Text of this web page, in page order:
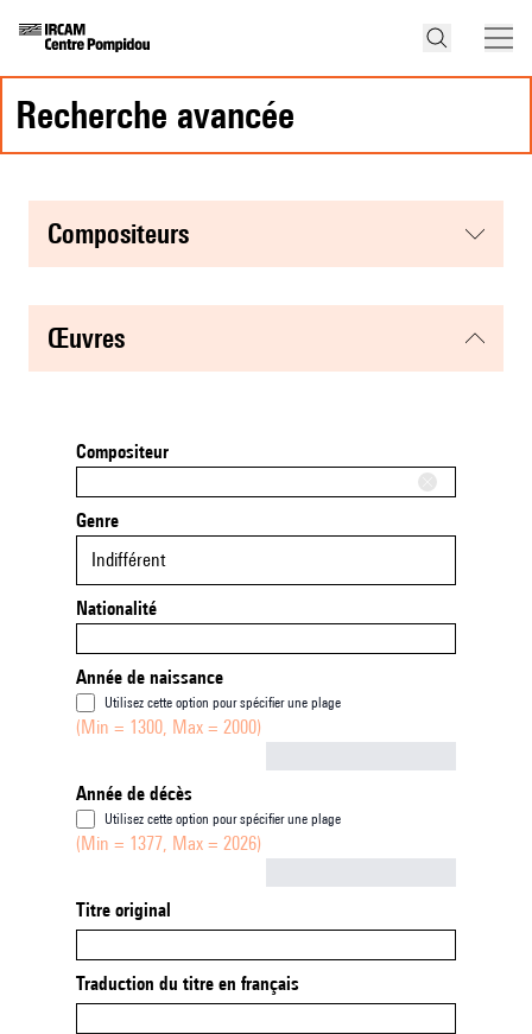
recherche avancée
compositeurs
œuvres
Compositeur
Genre
Indifférent
Nationalité
Année de naissance
Utilisez cette option pour spécifier une plage
(Min = 1300, Max = 2000)
Année de décès
Utilisez cette option pour spécifier une plage
(Min = 1377, Max = 2026)
Titre original
Traduction du titre en français